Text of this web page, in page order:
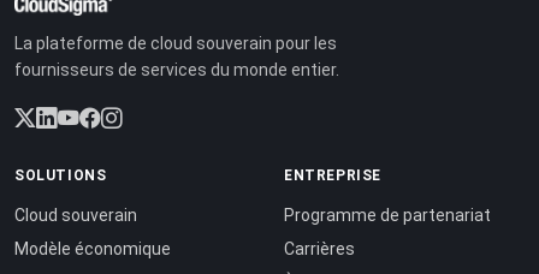
La plateforme de cloud souverain pour les
fournisseurs de services du monde entier.
SOLUTIONS
Cloud souverain
Modèle économique
ENTREPRISE
Programme de partenariat
Carrières